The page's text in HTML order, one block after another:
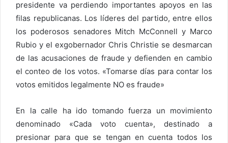
presidente va perdiendo importantes apoyos en las
filas republicanas. Los líderes del partido, entre ellos
los poderosos senadores Mitch McConnell y Marco
Rubio y el exgobernador Chris Christie se desmarcan
de las acusaciones de fraude y defienden en cambio
el conteo de los votos. «Tomarse días para contar los
votos emitidos legalmente NO es fraude»
En la calle ha ido tomando fuerza un movimiento
denominado «Cada voto cuenta», destinado a
presionar para que se tengan en cuenta todos los